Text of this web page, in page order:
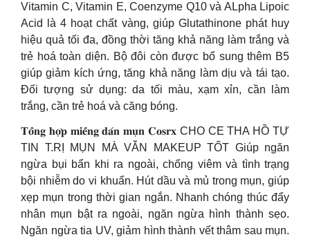
Vitamin C, Vitamin E, Coenzyme Q10 và ALpha Lipoic
Acid là 4 hoạt chất vàng, giúp Glutathinone phát huy
hiệu quả tối đa, đồng thời tăng khả năng làm trắng và
trẻ hoá toàn diện. Bộ đôi còn được bổ sung thêm B5
giúp giảm kích ứng, tăng khả năng làm dịu và tái tạo.
Đối tượng sử dụng: da tối màu, xạm xỉn, cần làm
trắng, cần trẻ hoá và căng bóng.
𝐓𝐨̂̉𝐧𝐠 𝐡𝐨̛̣𝐩 𝐦𝐢𝐞̂́𝐧𝐠 𝐝𝐚́𝐧 𝐦𝐮̣𝐧 𝐂𝐨𝐬𝐫𝐱 CHO CE THA HỒ TỰ
TIN T.RỊ MỤN MÀ VẪN MAKEUP TỐT Giúp ngăn
ngừa bụi bẩn khi ra ngoài, chống viêm và tình trạng
bội nhiễm do vi khuẩn. Hút dầu và mủ trong mụn, giúp
xẹp mụn trong thời gian ngắn. Nhanh chóng thúc đẩy
nhân mụn bật ra ngoài, ngăn ngừa hình thành sẹo.
Ngăn ngừa tia UV, giảm hình thành vết thâm sau mụn.